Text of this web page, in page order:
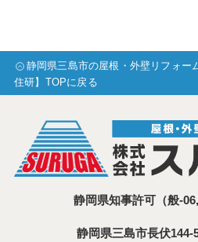
静岡県三島市の屋根・外壁リフォー
住研】TOPに戻る
静岡県知事許可（般-
静岡県三島市⾧伏144-